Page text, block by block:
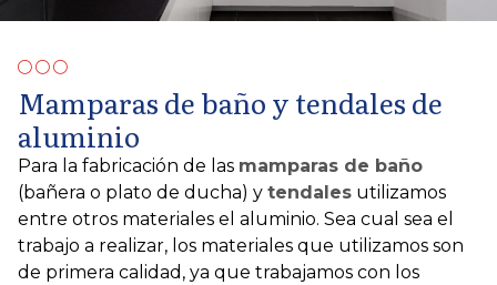
Mamparas de baño y tendales de
aluminio
Para la fabricación de las mamparas de baño
(bañera o plato de ducha) y tendales utilizamos
entre otros materiales el aluminio. Sea cual sea el
trabajo a realizar, los materiales que utilizamos son
de primera calidad, ya que trabajamos con los